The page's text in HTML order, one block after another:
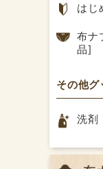
はじ
布ナ
品]
その他グ
洗剤